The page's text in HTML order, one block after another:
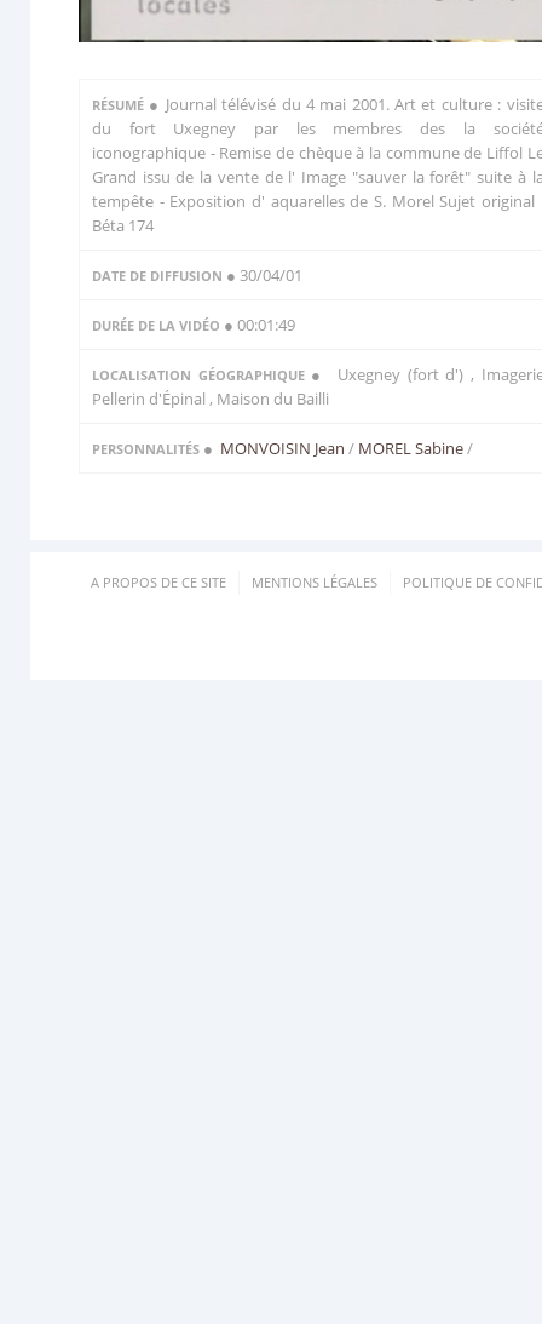
RÉSUMÉ ● Journal télévisé du 4 mai 2001. Art et culture :
du fort Uxegney par les membres des la
iconographique - Remise de chèque à la commune de Liffol
Grand issu de la vente de l' Image "sauver la forêt" suite à
tempête - Exposition d' aquarelles de S. Morel Sujet original
Béta 174
DATE DE DIFFUSION ● 30/04/01
DURÉE DE LA VIDÉO ● 00:01:49
LOCALISATION GÉOGRAPHIQUE● Uxegney (fort d') ,
Pellerin d'Épinal , Maison du Bailli
PERSONNALITÉS ● MONVOISIN Jean / MOREL Sabine/
A PROPOS DE CE SITE MENTIONS LÉGALES POLITIQUE DE